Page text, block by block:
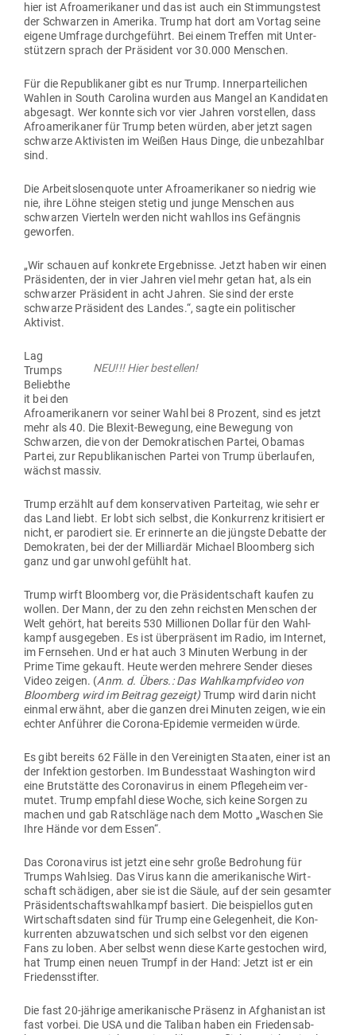
hier ist Afro­ame­ri­kaner und das ist auch ein Stim­mungstest
der Schwarzen in Amerika. Trump hat dort am Vortag seine
eigene Umfrage durch­ge­führt. Bei einem Treffen mit Unter­
stützern sprach der Prä­sident vor 30.000 Menschen.
Für die Repu­bli­kaner gibt es nur Trump. Inner­par­tei­lichen
Wahlen in South Carolina wurden aus Mangel an Kan­di­daten
abgesagt. Wer konnte sich vor vier Jahren vor­stellen, dass
Afro­ame­ri­kaner für Trump beten würden, aber jetzt sagen
schwarze Akti­visten im Weißen Haus Dinge, die unbe­zahlbar
sind.
Die Arbeits­lo­sen­quote unter Afro­ame­ri­kaner so niedrig wie
nie, ihre Löhne steigen stetig und junge Men­schen aus
schwarzen Vierteln werden nicht wahllos ins Gefängnis
geworfen.
„Wir schauen auf kon­krete Ergeb­nisse. Jetzt haben wir einen
Prä­si­denten, der in vier Jahren viel mehr getan hat, als ein
schwarzer Prä­sident in acht Jahren. Sie sind der erste
schwarze Prä­sident des Landes.“, sagte ein poli­ti­scher
Aktivist.
NEU!!! Hier bestellen!
Lag
Trumps
Beliebthe
it bei den
Afro­ame­ri­kanern vor seiner Wahl bei 8 Prozent, sind es jetzt
mehr als 40. Die Blexit-Bewegung, eine Bewegung von
Schwarzen, die von der Demo­kra­ti­schen Partei, Obamas
Partei, zur Repu­bli­ka­ni­schen Partei von Trump über­laufen,
wächst massiv.
Trump erzählt auf dem kon­ser­va­tiven Par­teitag, wie sehr er
das Land liebt. Er lobt sich selbst, die Kon­kurrenz kri­ti­siert er
nicht, er par­odiert sie. Er erin­nerte an die jüngste Debatte der
Demo­kraten, bei der der Mil­li­ardär Michael Bloomberg sich
ganz und gar unwohl gefühlt hat.
Trump wirft Bloomberg vor, die Prä­si­dent­schaft kaufen zu
wollen. Der Mann, der zu den zehn reichsten Men­schen der
Welt gehört, hat bereits 530 Mil­lionen Dollar für den Wahl­
kampf aus­ge­geben. Es ist über­präsent im Radio, im Internet,
im Fern­sehen. Und er hat auch 3 Minuten Werbung in der
Prime Time gekauft. Heute werden mehrere Sender dieses
Video zeigen. (Anm. d. Übers.: Das Wahl­kampf­video von
Bloomberg wird im Beitrag gezeigt)Trump wird darin nicht
einmal erwähnt, aber die ganzen drei Minuten zeigen, wie ein
echter Anführer die Corona-Epi­demie ver­meiden würde.
Es gibt bereits 62 Fälle in den Ver­ei­nigten Staaten, einer ist an
der Infektion gestorben. Im Bun­des­staat Washington wird
eine Brut­stätte des Coro­na­virus in einem Pfle­geheim ver­
mutet. Trump empfahl diese Woche, sich keine Sorgen zu
machen und gab Rat­schläge nach dem Motto „Waschen Sie
Ihre Hände vor dem Essen“.
Das Coro­na­virus ist jetzt eine sehr große Bedrohung für
Trumps Wahlsieg. Das Virus kann die ame­ri­ka­nische Wirt­
schaft schä­digen, aber sie ist die Säule, auf der sein gesamter
Prä­si­dent­schafts­wahl­kampf basiert. Die bei­spiellos guten
Wirt­schafts­daten sind für Trump eine Gele­genheit, die Kon­
kur­renten abzu­wat­schen und sich selbst vor den eigenen
Fans zu loben. Aber selbst wenn diese Karte gestochen wird,
hat Trump einen neuen Trumpf in der Hand: Jetzt ist er ein
Friedensstifter.
Die fast 20-jährige ame­ri­ka­nische Präsenz in Afgha­nistan ist
fast vorbei. Die USA und die Taliban haben ein Frie­dens­ab­